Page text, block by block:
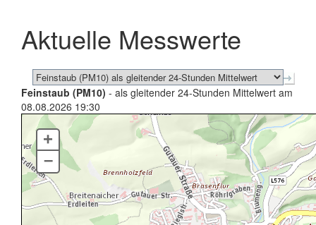
schließen
Aktuelle Messwerte
Feinstaub (PM10) - als gleitender 24-Stunden Mittelwert am
08.08.2026 19:30
+
–